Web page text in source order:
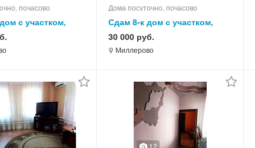
почасово
с участком,
1
Дома посуточно, почасово
Сдам 8-к дом с участком,
85.0 кв.м, этажей 1
30 000 руб.
Миллерово
12